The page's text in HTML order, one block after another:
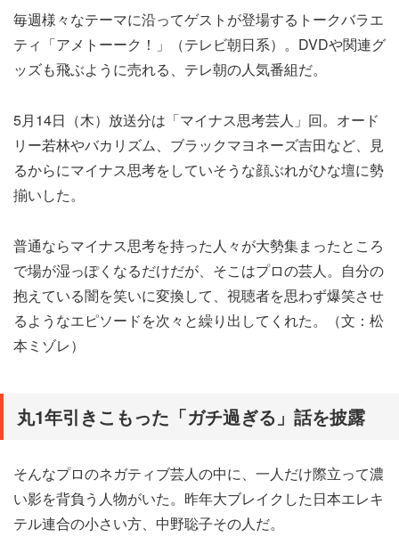
毎週様々なテーマに沿ってゲストが登場するトークバラエ
ティ「アメトーーク！」（テレビ朝日系）。DVDや関連グ
ッズも飛ぶように売れる、テレ朝の人気番組だ。
5月14日（木）放送分は「マイナス思考芸人」回。オード
リー若林やバカリズム、ブラックマヨネーズ吉田など、見
るからにマイナス思考をしていそうな顔ぶれがひな壇に勢
揃いした。
普通ならマイナス思考を持った人々が大勢集まったところ
で場が湿っぽくなるだけだが、そこはプロの芸人。自分の
抱えている闇を笑いに変換して、視聴者を思わず爆笑させ
るようなエピソードを次々と繰り出してくれた。（文：松
本ミゾレ）
丸1年引きこもった「ガチ過ぎる」話を披露
そんなプロのネガティブ芸人の中に、一人だけ際立って濃
い影を背負う人物がいた。昨年大ブレイクした日本エレキ
テル連合の小さい方、中野聡子その人だ。